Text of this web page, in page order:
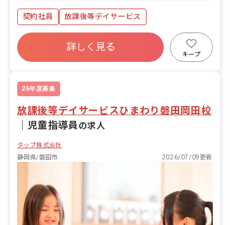
への参加や資格取得等
契約社員 放課後等デイサービス
詳しく見る
キープ
26年度募集
放課後等デイサービスひまわり磐田岡田校
児童指導員の求人
タップ株式会社
静岡県/磐田市
2026/07/09更新